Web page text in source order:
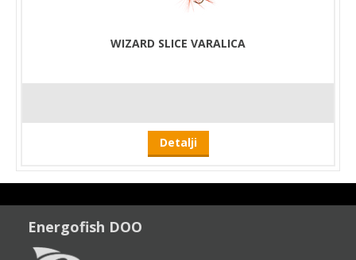
WIZARD SLICE VARALICA
Detalji
Energofish DOO